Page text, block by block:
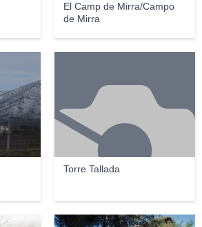
El Camp de Mirra/Campo
de Mirra
Torre Tallada
Enrique Íñiguez Rodríguez (Qoan)